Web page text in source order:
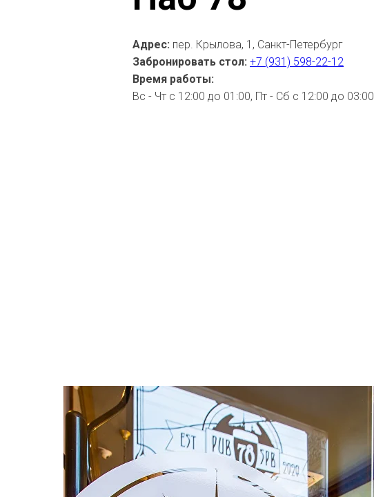
Адрес: пер. Крылова, 1, Санкт-Петербург
Забронировать стол: +7 (931) 598-22-12
Время работы:
Вс - Чт с 12:00 до 01:00, Пт - Сб с 12:00 до 03:00